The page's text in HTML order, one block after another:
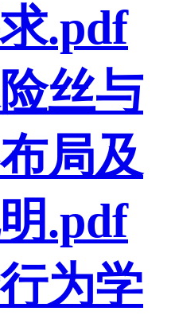
.pdf
丝与
局及
.pdf
为学